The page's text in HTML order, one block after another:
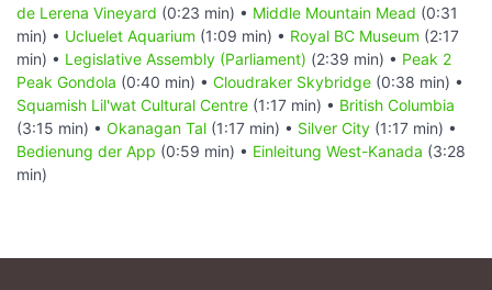
de Lerena Vineyard (0:23 min) • Middle Mountain Mead (0:31
min) • Ucluelet Aquarium (1:09 min) • Royal BC Museum (2:17
min) • Legislative Assembly (Parliament) (2:39 min) • Peak 2
Peak Gondola (0:40 min) • Cloudraker Skybridge (0:38 min) •
Squamish Lil'wat Cultural Centre (1:17 min) • British Columbia
(3:15 min) • Okanagan Tal (1:17 min) • Silver City (1:17 min) •
Bedienung der App (0:59 min) • Einleitung West-Kanada (3:28
min)